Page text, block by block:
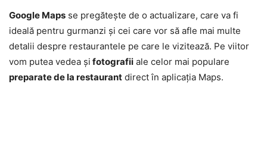
Google Maps se pregăteşte de o actualizare, care va fi
ideală pentru gurmanzi şi cei care vor să afle mai multe
detalii despre restaurantele pe care le vizitează. Pe viitor
vom putea vedea şi fotografii ale celor mai populare
preparate de la restaurant direct în aplicaţia Maps.